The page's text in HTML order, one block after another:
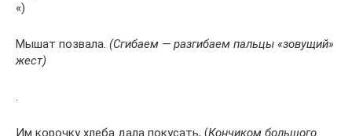
«)
Мышат позвала. (Сгибаем — разгибаем пальцы «зовущий»
жест)
.
Им корочку хлеба дала покусать, (Кончиком большого